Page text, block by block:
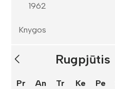
1962
Knygos
Rugpjūtis
Pr An Tr Ke Pe